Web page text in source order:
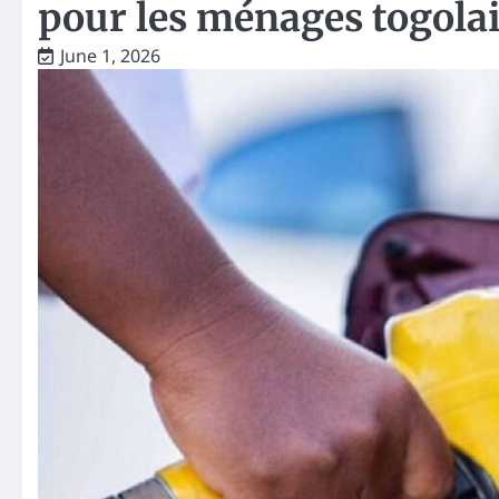
pour les ménages
June 1, 2026